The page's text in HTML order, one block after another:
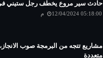
حادث سير مروع يخطف رجل ستيني
12/04/2024 05:18:00 م
مشاريع تتجه من البرمجة صوب
متعددة